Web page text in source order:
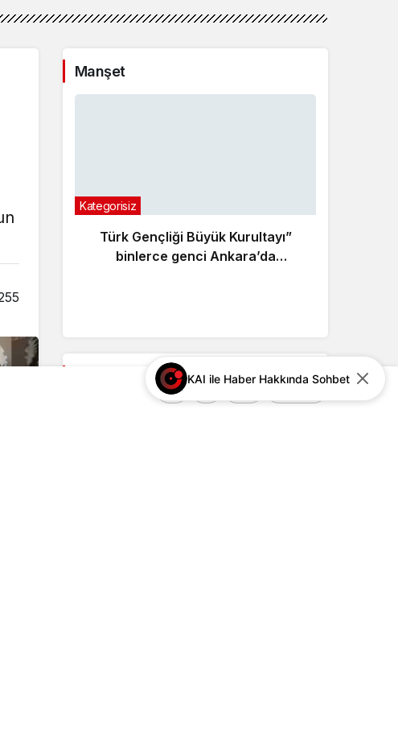
+ Paylaş
Manşet
Kategorisiz
Türk Gençliği Büyük Kurultayı”
binlerce genci Ankara’da
Gündemden HaberlerKAI ile Haber Hakkında Sohbet